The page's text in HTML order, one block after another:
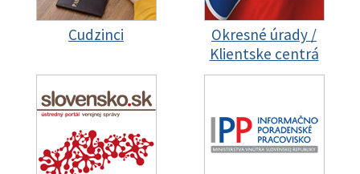
Cudzinci
Okresné úrady /
Klientske centrá